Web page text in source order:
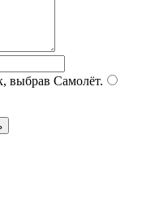
выбрав Самолёт.